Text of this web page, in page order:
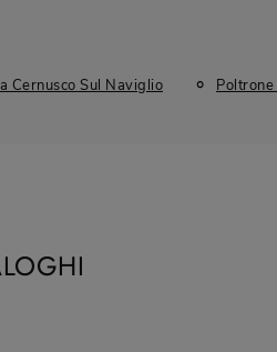
Cernusco Sul Naviglio